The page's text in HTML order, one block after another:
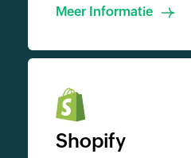
Meer Informatie
Shopify